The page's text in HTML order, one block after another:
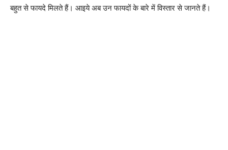
बहुत से फायदे मिलते हैं। आइये अब उन फायदों के बारे में विस्तार से जानते हैं।